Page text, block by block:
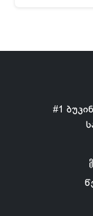
#1